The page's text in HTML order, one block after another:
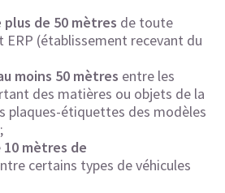
plus de 50 mètres de toute
(établissement recevant du
moins 50 mètres entre les
des matières ou objets de la
plaques-étiquettes des modèles
10 mètres de
certains types de véhicules